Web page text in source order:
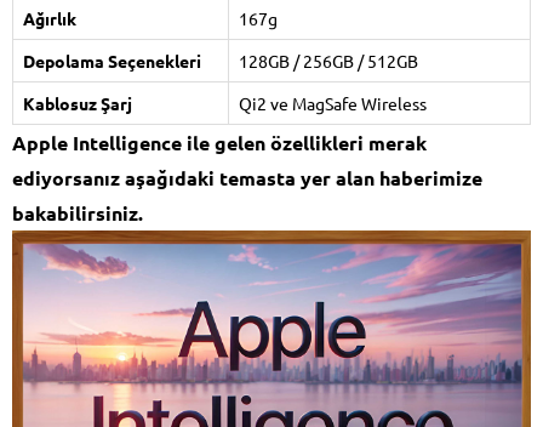
Ağırlık
167g
Depolama Seçenekleri
128GB / 256GB / 512GB
Kablosuz Şarj
Qi2 ve MagSafe Wireless
Apple Intelligence ile gelen özellikleri merak
ediyorsanız aşağıdaki temasta yer alan haberimize
bakabilirsiniz.